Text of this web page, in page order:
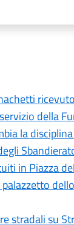
della
la
in Piazza
palazzetto
stradali su